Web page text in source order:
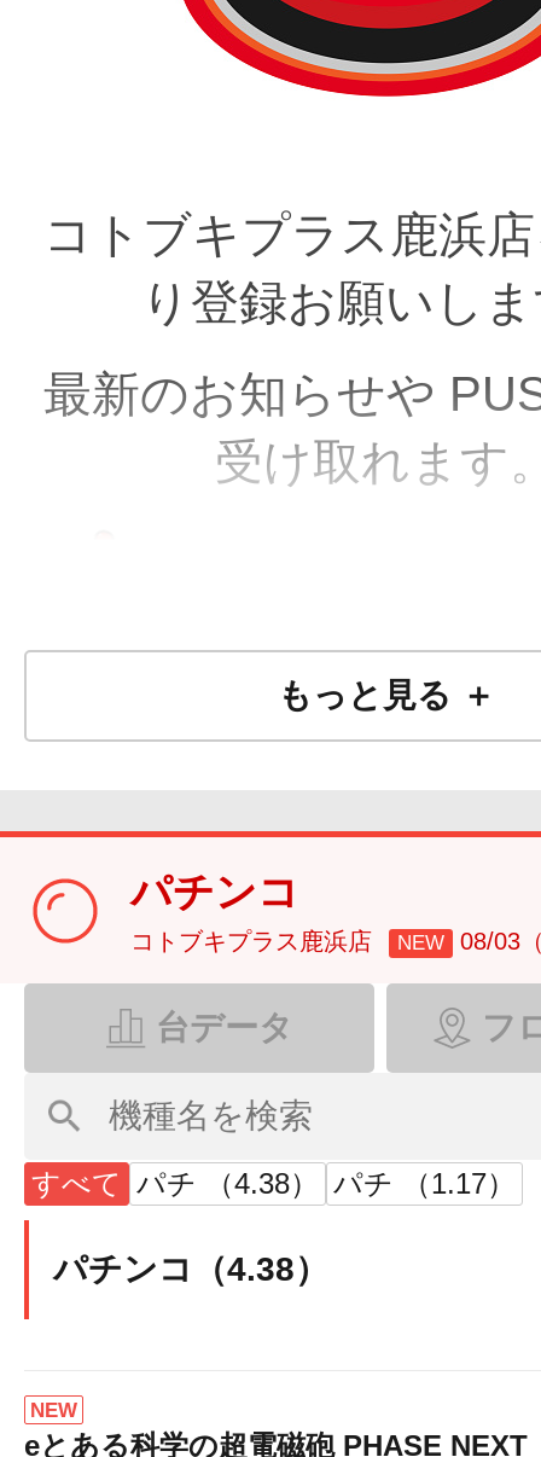
コトブキプラス鹿浜
り登録お願いし
最新のお知らせや
受け取れます
もっと見る ＋
パチンコ
コトブキプラス鹿浜店 NEW 08/03
台データ フ
すべて パチ （4.38） パチ （1.17）
パチンコ（4.38）
NEW
eとある科学の超電磁砲 PHASE NEXT